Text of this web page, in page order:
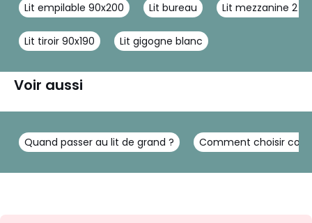
Lit empilable 90x200 Lit bureau Lit mezzanine 2
Lit tiroir 90x190 Lit gigogne blanc
Voir aussi
Quand passer au lit de grand ? Comment choisir